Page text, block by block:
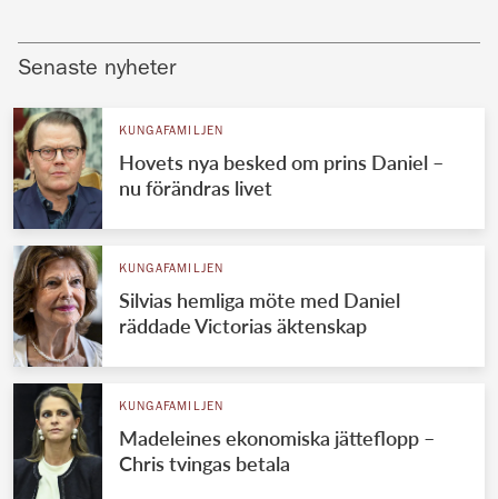
Senaste nyheter
KUNGAFAMILJEN
Hovets nya besked om prins Daniel –
nu förändras livet
KUNGAFAMILJEN
Silvias hemliga möte med Daniel
räddade Victorias äktenskap
KUNGAFAMILJEN
Madeleines ekonomiska jätteflopp –
Chris tvingas betala